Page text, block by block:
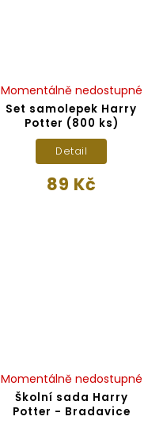
Set samolepek Harry
Potter (800 ks)
Momentálně nedostupné
89 Kč
Detail
Školní sada Harry
Potter - Bradavice
Momentálně nedostupné